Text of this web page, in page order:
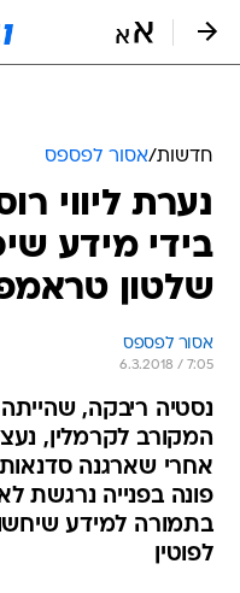
חדשות/אסור לפספס
נערת ליווי
בידי מידע
שלטון
אסור לפספס
6.3.2018 / 7:05
נסטיה ריבקה,
המקורב לקרמלין,
אחרי שארגנה
פונה בפנייה נרגשת
בתמורה למידע
לפוטין